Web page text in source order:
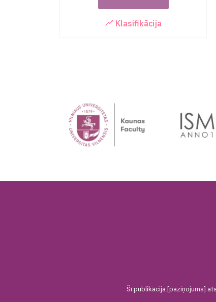
Klasifikācija
Šī publikācija [paziņojums]